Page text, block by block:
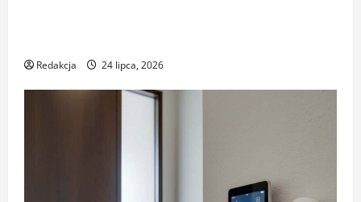
Redakcja 24 lipca, 2026